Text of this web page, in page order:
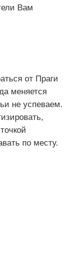
Вам
от Праги
меняется
не успеваем.
по месту.